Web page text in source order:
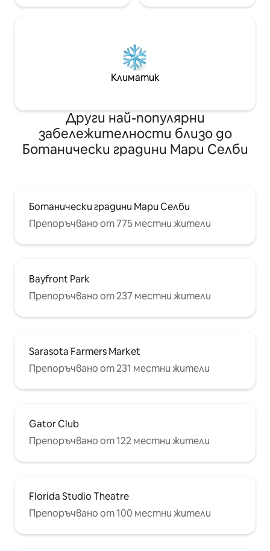
Климатик
Други най-популярни
забележителности близо до
Ботанически градини Мари Селби
Ботанически градини Мари Селби
Препоръчвано от 775 местни жители
Bayfront Park
Препоръчвано от 237 местни жители
Sarasota Farmers Market
Препоръчвано от 231 местни жители
Gator Club
Препоръчвано от 122 местни жители
Florida Studio Theatre
Препоръчвано от 100 местни жители